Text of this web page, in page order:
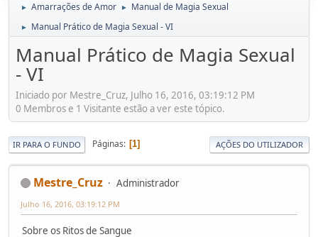
► Amarrações de Amor ► Manual de Magia Sexual
► Manual Prático de Magia Sexual - VI
Manual Prático de Magia Sexual
- VI
Iniciado por Mestre_Cruz, Julho 16, 2016, 03:19:12 PM
0 Membros e 1 Visitante estão a ver este tópico.
IR PARA O FUNDO Páginas 1 AÇÕES DO UTILIZADOR
Mestre_Cruz Administrador
Julho 16, 2016, 03:19:12 PM
Sobre os Ritos de Sangue